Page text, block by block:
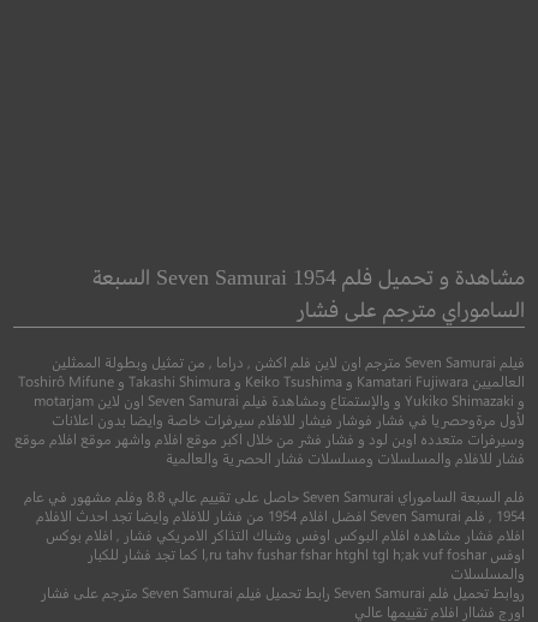
ترنيمة عيد الميلاد
6.9
6.1
مشاهدة و تحميل فلم Seven Samurai 1954 السبعة
الساموراي مترجم على فشار
فيلم Seven Samurai مترجم اون لاين فلم اكشن , دراما , من تمثيل وبطولة الممثلين
العالميين Kamatari Fujiwara و Keiko Tsushima و Takashi Shimura و Toshirô Mifune
و Yukiko Shimazaki و والإستمتاع ومشاهدة فيلم Seven Samurai اون لاين motarjam
لأول مرةوحصريا في فشار فوشار فيشار للافلام سيرفرات خاصة وايضا بدون اعلانات
وسيرفرات متعدده اوبن لود و فشار فشر من خلال اكبر موقع افلام واشهر موقع افلام موقع
فشار للافلام والمسلسلات ومسلسلات فشار الحصرية والعالمية
فلم السبعة الساموراي Seven Samurai حاصل على تقييم عالي 8.8 وفلم مشهور في عام
1954 , فلم Seven Samurai افضل افلام 1954 من فشار للافلام وايضا تجد احدث الافلام
افلام فشار مشاهده افلام البوكس اوفس وشباك التذاكر الامريكي فشار , افلام بوكس
اوفس l,ru tahv fushar fshar htghl tgl h;ak vuf foshar كما تجد فشار للكبار
والمسلسلات
روابط تحميل فلم Seven Samurai رابط تحميل فيلم Seven Samurai مترجم على فشار
اورج فشاار افلام تقييمها عالي